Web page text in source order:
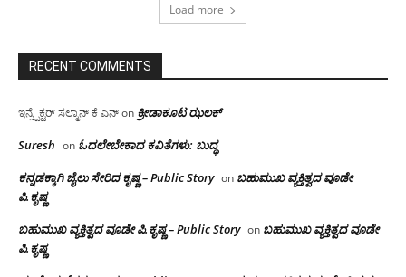
Load more
RECENT COMMENTS
ಇನ್ಸ್ಪೆಕ್ಟರ್ ಸಲ್ಮಾನ್ ಕೆ ಎನ್on ಕ್ರೀಡಾಕೂಟ ಝಲಕ್
Suresh on ಓದಲೇಬೇಕಾದ‌ ಕವಿತೆಗಳು: ಬುದ್ಧ
ಕನ್ನಡಕ್ಕಾಗಿ ಜೈಲು ಸೇರಿದ ಕೃಷ್ಣ – Public Story on ಬಹುಮುಖ ವ್ಯಕ್ತಿತ್ವದ ವೂಡೇ
ಪಿ.ಕೃಷ್ಣ
ಬಹುಮುಖ ವ್ಯಕ್ತಿತ್ವದ ವೂಡೇ ಪಿ.ಕೃಷ್ಣ – Public Story on ಬಹುಮುಖ ವ್ಯಕ್ತಿತ್ವದ ವೂಡೇ
ಪಿ.ಕೃಷ್ಣ